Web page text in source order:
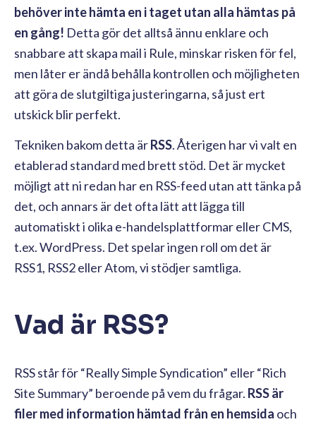
behöver inte hämta en i taget utan alla hämtas på
en gång! Detta gör det alltså ännu enklare och
snabbare att skapa mail i Rule, minskar risken för fel,
men låter er ändå behålla kontrollen och möjligheten
att göra de slutgiltiga justeringarna, så just ert
utskick blir perfekt.
Tekniken bakom detta ärRSS. Återigen har vi valt en
etablerad standard med brett stöd. Det är mycket
möjligt att ni redan har en RSS-feed utan att tänka på
det, och annars är det ofta lätt att lägga till
automatiskt i olika e-handelsplattformar eller CMS,
t.ex. WordPress. Det spelar ingen roll om det är
RSS1, RSS2 eller Atom, vi stödjer samtliga.
Vad är RSS?
RSS står för “Really Simple Syndication” eller “Rich
Site Summary” beroende på vem du frågar. RSS är
filer med information hämtad från en hemsida och